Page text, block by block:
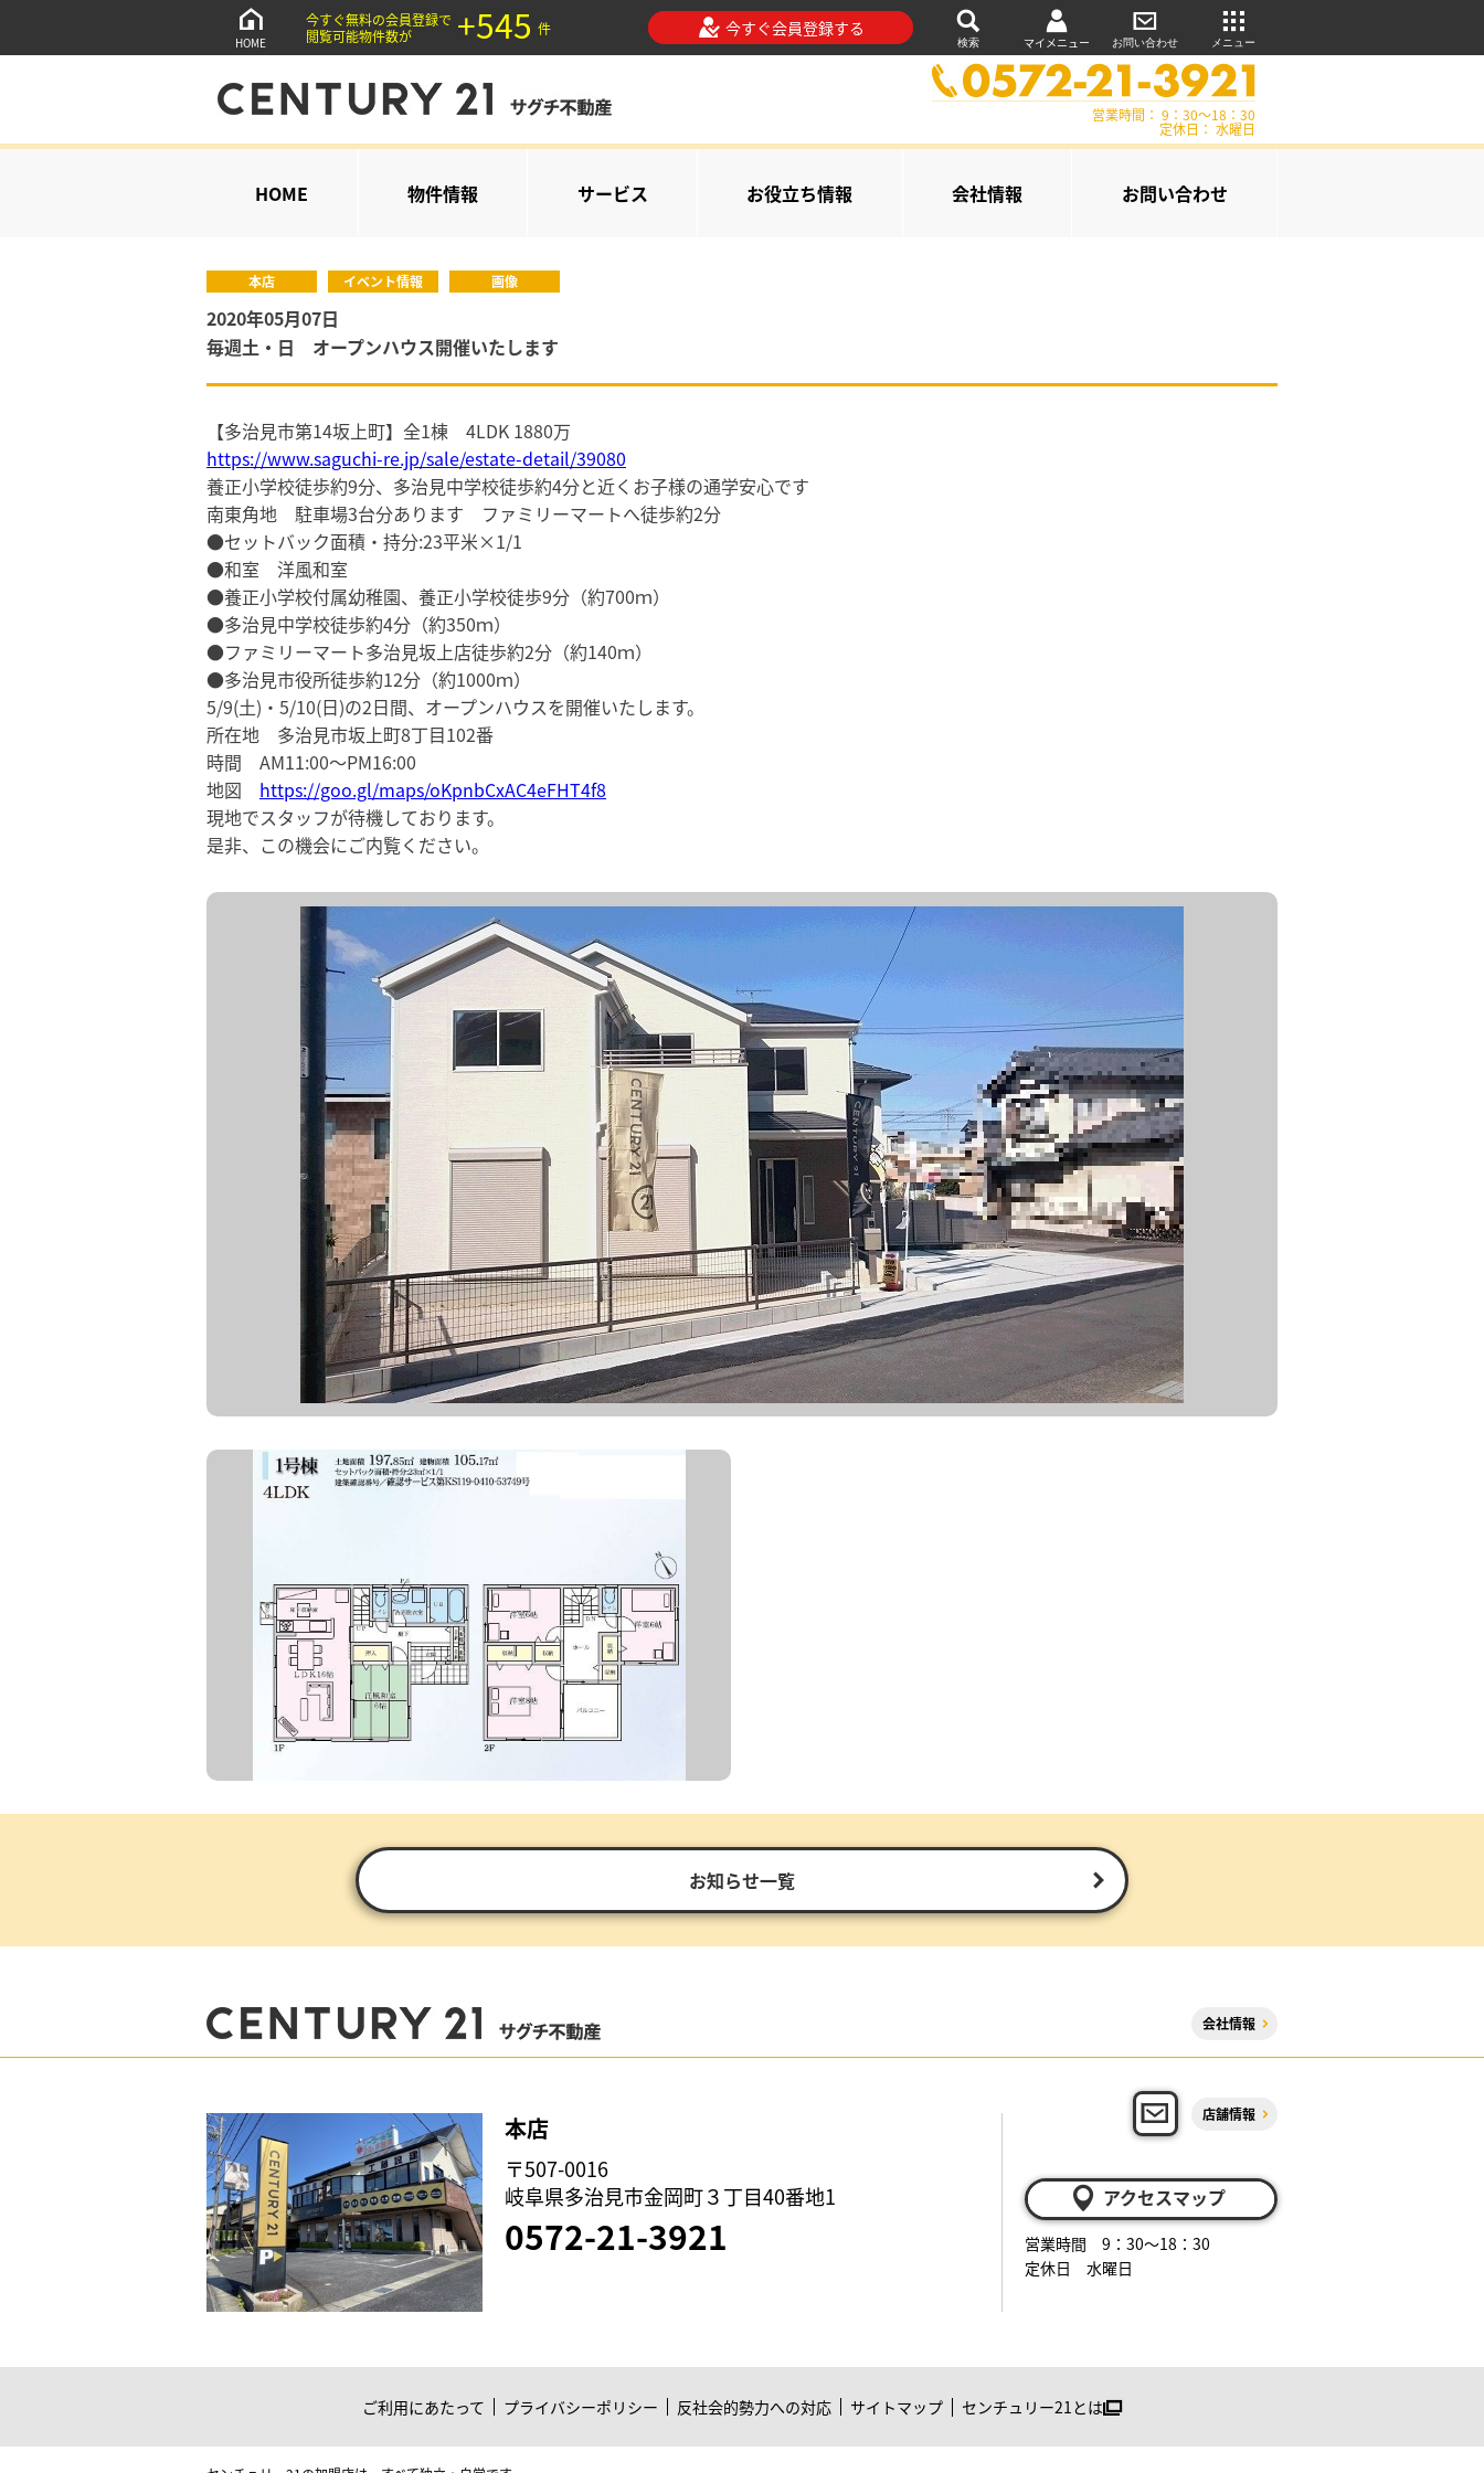
HOME
今すぐ無料の会員登録で
閲覧可能物件数が
+545 件 今すぐ会員登録する
検索 マイメニュー お問い合わせ メニュー
営業時間： 9：30～18：30
定休日： 水曜日
HOME 物件情報 サービス お役立ち情報 会社情報 お問い合わせ
本店 イベント情報 画像
2020年05月07日
毎週土・日 オープンハウス開催いたします
【多治見市第14坂上町】全1棟 4LDK 1880万
https://www.saguchi-re.jp/sale/estate-detail/39080
養正小学校徒歩約9分、多治見中学校徒歩約4分と近くお子様の通学安心です
南東角地 駐車場3台分あります ファミリーマートへ徒歩約2分
●セットバック面積・持分:23平米×1/1
●和室 洋風和室
●養正小学校付属幼稚園、養正小学校徒歩9分（約700ｍ）
●多治見中学校徒歩約4分（約350ｍ）
●ファミリーマート多治見坂上店徒歩約2分（約140ｍ）
●多治見市役所徒歩約12分（約1000ｍ）
5/9(土)・5/10(日)の2日間、オープンハウスを開催いたします。
所在地 多治見市坂上町8丁目102番
時間 AM11:00～PM16:00
地図 https://goo.gl/maps/oKpnbCxAC4eFHT4f8
現地でスタッフが待機しております。
是非、この機会にご内覧ください。
お知らせ一覧
会社情報
本店
〒507-0016
岐阜県多治見市金岡町３丁目40番地1
0572-21-3921
店舗情報
アクセスマップ
営業時間 9：30～18：30
定休日 水曜日
ご利用にあたって プライバシーポリシー 反社会的勢力への対応 サイトマップ センチュリー21とは